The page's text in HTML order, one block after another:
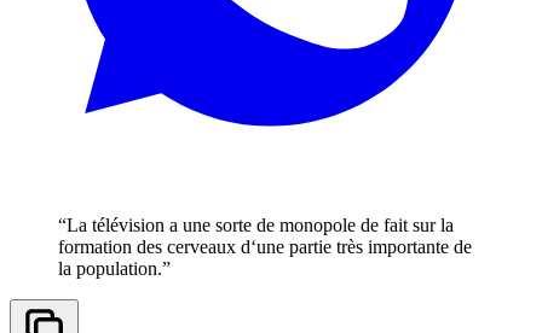
“La télévision a une sorte de monopole de fait sur la
formation des cerveaux d‘une partie très importante de
la population.”